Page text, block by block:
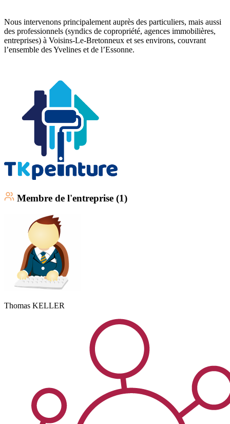
Nous intervenons principalement auprès des particuliers, mais aussi
des professionnels (syndics de copropriété, agences immobilières,
entreprises) à Voisins-Le-Bretonneux et ses environs, couvrant
l’ensemble des Yvelines et de l’Essonne.
Membre de l'entreprise (1)
Thomas KELLER